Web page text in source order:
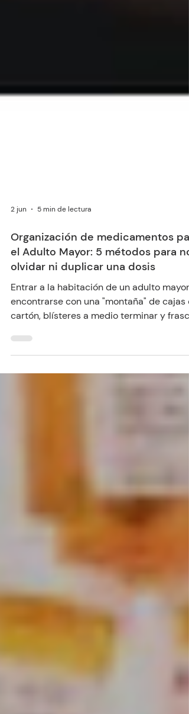
2 jun 5 min de lectura
Organización de medicamentos
el Adulto Mayor: 5 métodos para no
olvidar ni duplicar una dosis
Entrar a la habitación de un adulto mayor
cartón, blísteres a medio terminar y
sin etiqueta es una imagen más común de
lo que nos gustaría admitir en los hogares
peruanos. La medicina ha avanzado para
fatales, pero este éxito tiene un precio: la